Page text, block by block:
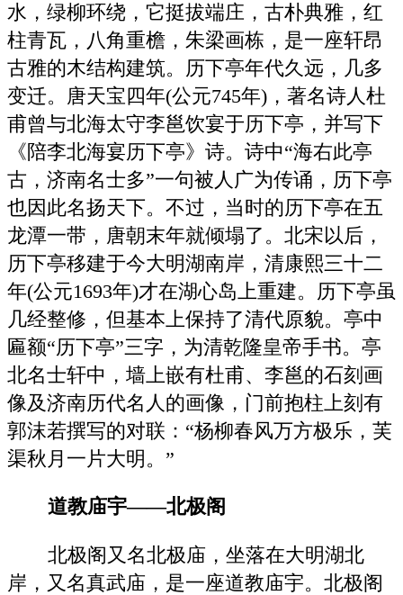
水，绿柳环绕，它挺拔端庄，古朴典雅，红
柱青瓦，八角重檐，朱梁画栋，是一座轩昂
古雅的木结构建筑。历下亭年代久远，几多
变迁。唐天宝四年(公元745年)，著名诗人杜
甫曾与北海太守李邕饮宴于历下亭，并写下
《陪李北海宴历下亭》诗。诗中“海右此亭
古，济南名士多”一句被人广为传诵，历下亭
也因此名扬天下。不过，当时的历下亭在五
龙潭一带，唐朝末年就倾塌了。北宋以后，
历下亭移建于今大明湖南岸，清康熙三十二
年(公元1693年)才在湖心岛上重建。历下亭虽
几经整修，但基本上保持了清代原貌。亭中
匾额“历下亭”三字，为清乾隆皇帝手书。亭
北名士轩中，墙上嵌有杜甫、李邕的石刻画
像及济南历代名人的画像，门前抱柱上刻有
郭沫若撰写的对联：“杨柳春风万方极乐，芙
渠秋月一片大明。”
道教庙宇——北极阁
北极阁又名北极庙，坐落在大明湖北
岸，又名真武庙，是一座道教庙宇。北极阁